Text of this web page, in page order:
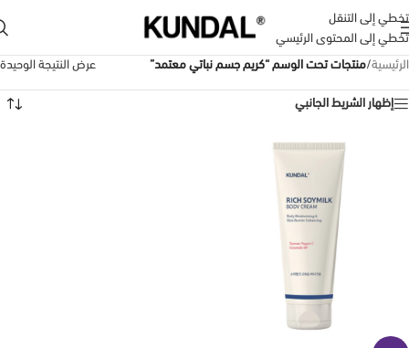
تخطي إلى التنقل
تخطي إلى المحتوى الرئيسي
الرئيسية/منتجات تحت الوسم “كريم جسم نباتي معتمد” عرض النتيجة الوحيدة
إظهار الشريط الجانبي